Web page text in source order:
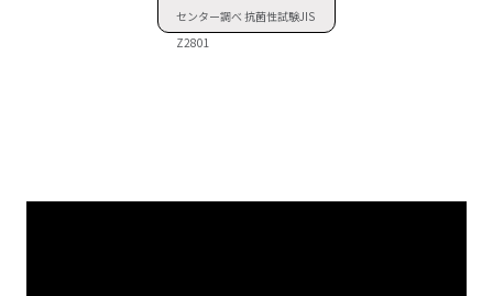
センター調べ 抗菌性試験JIS
Z2801